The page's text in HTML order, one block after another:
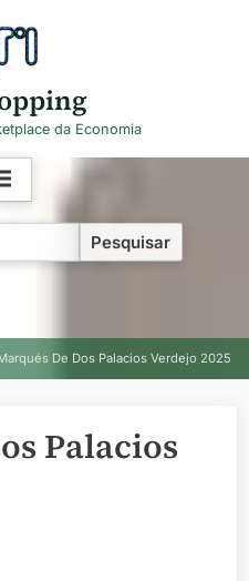
da Economia
De Dos Palacios Verdejo 2025
Palacios